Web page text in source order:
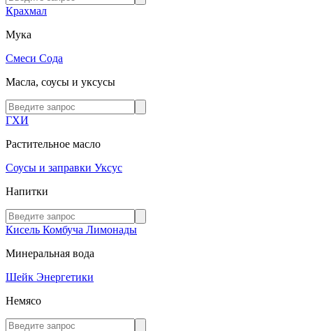
Крахмал
Мука
Смеси Сода
Масла, соусы и уксусы
ГХИ
Растительное масло
Соусы и заправки Уксус
Напитки
Кисель Комбуча Лимонады
Минеральная вода
Шейк Энергетики
Немясо